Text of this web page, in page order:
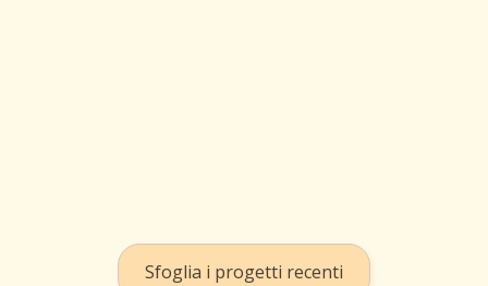
Sfoglia i progetti recenti